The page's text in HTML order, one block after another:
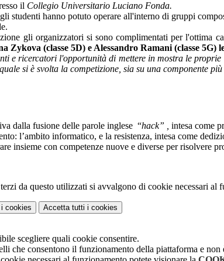
il Collegio Universitario Luciano Fonda.
studenti hanno potuto operare all'interno di gruppi
gli organizzatori si sono complimentati per l'ottima
Zykova (classe 5D) e Alessandro Ramani (classe
e ricercatori l'opportunità di mettere in mostra le
si è svolta la competizione, sia su una componente
dalla fusione delle parole inglese “hack” , intesa come
l’ambito informatico, e la resistenza, intesa come
insieme con competenze nuove e diverse per risolvere
da questo utilizzati si avvalgono di cookie necessari
i cookies Accetta tutti i cookies
scegliere quali cookie consentire.
che consentono il funzionamento della piattaforma e